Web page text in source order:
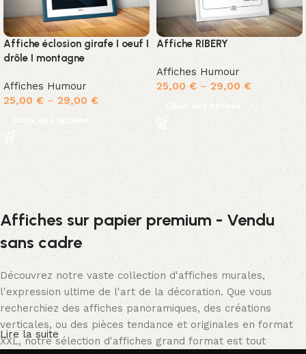
Affiche éclosion girafe I oeuf I
drôle I montagne
Affiches Humour
25,00 € –29,00 €
Choix des options
Affiche RIBERY
Affiches Humour
25,00€–29,00€
Choix des options
Affiches sur papier premium - Vendu
sans cadre
Découvrez notre vaste collection d'affiches murales,
l'expression ultime de l'art de la décoration. Que vous
recherchiez des affiches panoramiques, des créations
verticales, ou des pièces tendance et originales en format
XXL, notre sélection d'affiches grand format est tout
Lire la suite